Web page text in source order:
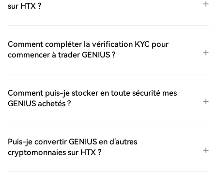
sur HTX ?
Comment compléter la vérification KYC pour
commencer à trader GENIUS ?
Comment puis-je stocker en toute sécurité mes
GENIUS achetés ?
Puis-je convertir GENIUS en d'autres
cryptomonnaies sur HTX ?